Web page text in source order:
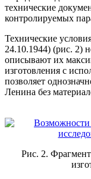
технические
контролируемых
Технические
24.10.1944) (рис. 2)
описывают их
изготовления с
позволяет
Ленина без
Рис. 2.